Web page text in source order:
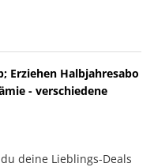
Erziehen Halbjahresabo
- verschiedene
deine Lieblings-Deals